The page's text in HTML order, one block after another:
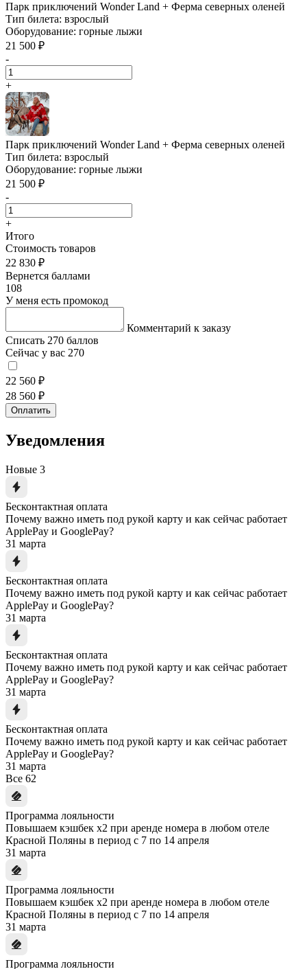
Парк приключений Wonder Land + Ферма северных оленей
Тип билета: взрослый
Оборудование: горные лыжи
21 500 ₽
-
+
Парк приключений Wonder Land + Ферма северных оленей
Тип билета: взрослый
Оборудование: горные лыжи
21 500 ₽
-
+
Итого
Стоимость товаров
22 830 ₽
Вернется баллами
108
У меня есть промокод
Комментарий к заказу
Списать 270 баллов
Сейчас у вас 270
22 560 ₽
28 560 ₽
Оплатить
Уведомления
Новые 3
Бесконтактная оплата
Почему важно иметь под рукой карту и как сейчас работает
ApplePay и GooglePay?
31 марта
Бесконтактная оплата
Почему важно иметь под рукой карту и как сейчас работает
ApplePay и GooglePay?
31 марта
Бесконтактная оплата
Почему важно иметь под рукой карту и как сейчас работает
ApplePay и GooglePay?
31 марта
Бесконтактная оплата
Почему важно иметь под рукой карту и как сейчас работает
ApplePay и GooglePay?
31 марта
Все 62
Программа лояльности
Повышаем кэшбек x2 при аренде номера в любом отеле
Красной Поляны в период с 7 по 14 апреля
31 марта
Программа лояльности
Повышаем кэшбек x2 при аренде номера в любом отеле
Красной Поляны в период с 7 по 14 апреля
31 марта
Программа лояльности